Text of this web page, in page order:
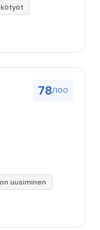
78/100
uusiminen